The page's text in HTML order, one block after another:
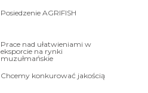
Posiedzenie AGRIFISH
Prace nad ułatwieniami w
eksporcie na rynki
muzułmańskie
Chcemy konkurować jakością